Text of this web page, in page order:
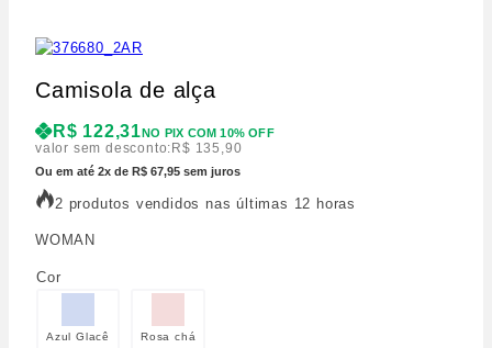
Camisola de alça
R$ 122,31NO PIX COM 10% OFF
valor sem desconto:R$ 135,90
Ou em até 2x de R$ 67,95 sem juros
2 produtos vendidos nas últimas 12 horas
WOMAN
Cor
Azul Glacê Rosa chá